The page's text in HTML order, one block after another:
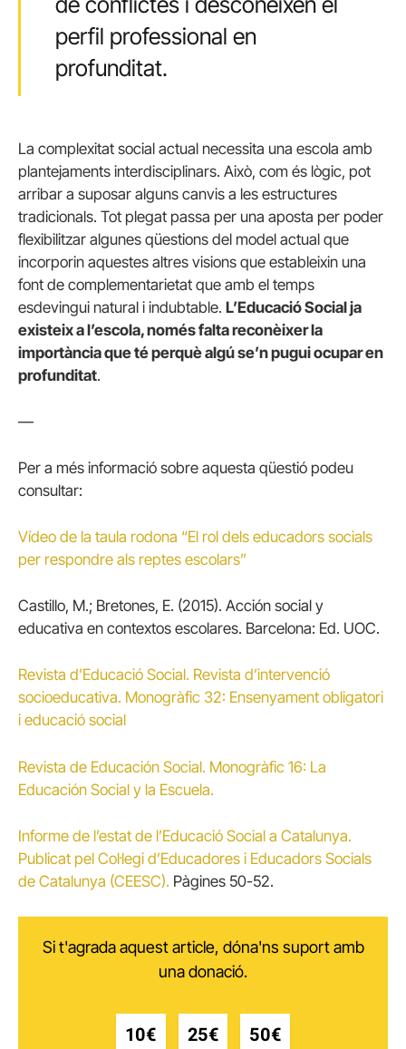
perfil professional en
profunditat.
La complexitat social actual necessita una escola amb
plantejaments interdisciplinars. Això, com és lògic, pot
arribar a suposar alguns canvis a les estructures
tradicionals. Tot plegat passa per una aposta per poder
flexibilitzar algunes qüestions del model actual que
incorporin aquestes altres visions que estableixin una
font de complementarietat que amb el temps
esdevingui natural i indubtable. L’Educació Social ja
existeix a l’escola, només falta reconèixer la
importància que té perquè algú se’n pugui ocupar en
profunditat.
—
Per a més informació sobre aquesta qüestió podeu
consultar:
Vídeo de la taula rodona “El rol dels educadors socials
per respondre als reptes escolars”
Castillo, M.; Bretones, E. (2015). Acción social y
educativa en contextos escolares. Barcelona: Ed. UOC.
Revista d’Educació Social. Revista d’intervenció
socioeducativa. Monogràfic 32: Ensenyament obligatori
i educació social
Revista de Educación Social. Monogràfic 16: La
Educación Social y la Escuela.
Informe de l’estat de l’Educació Social a Catalunya.
Publicat pel Col·legi d’Educadores i Educadors Socials
de Catalunya (CEESC). Pàgines 50-52.
Si t'agrada aquest article, dóna'ns suport amb
una donació.
10€ 25€ 50€